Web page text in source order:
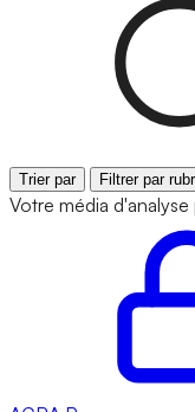
Trier par Filtrer par
Votre média